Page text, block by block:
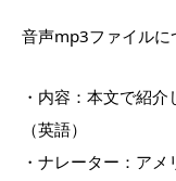
音声mp3ファイルに
・内容：本文で紹
（英語）
・ナレーター：アメ